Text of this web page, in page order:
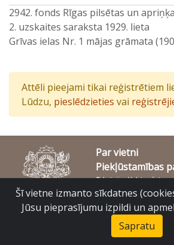
2942. fonds Rīgas pilsētas un
2. uzskaites saraksta 1929. lieta
Grīvas ielas Nr. 1 mājas grāmata
Attēli pieejami tikai reģistrētiem
Lūdzu, pieslēdzieties vai
Par vietni
Piekļūstamības
© Latvijas Valsts
Slokas iela 16, Rīga, LV –
Šī vietne izmanto sīkdatnes
Jūsu pieprasījumu izpildi un
Sapratu